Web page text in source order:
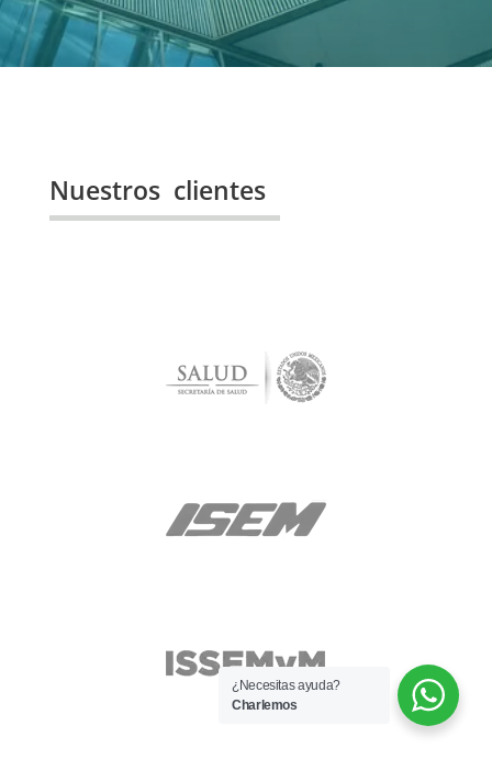
Nuestros clientes
¿Necesitas ayuda?
Charlemos